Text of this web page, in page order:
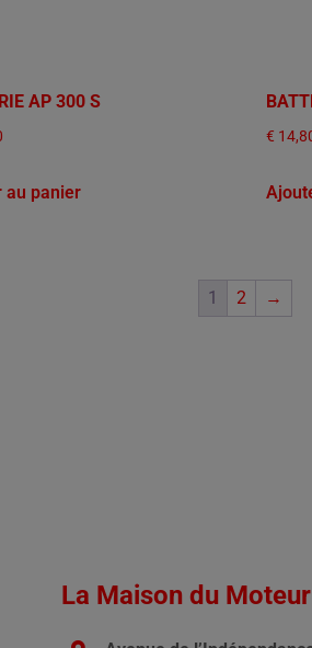
AP 300 S
au panier
€
1 2 →
La Maison du Moteur